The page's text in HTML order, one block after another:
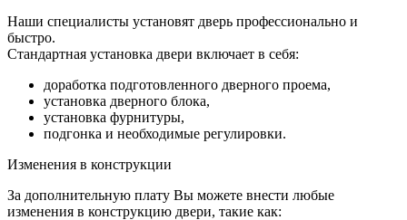
Наши специалисты установят дверь профессионально и
быстро.
Стандартная установка двери включает в себя:
доработка подготовленного дверного проема,
установка дверного блока,
установка фурнитуры,
подгонка и необходимые регулировки.
Изменения в конструкции
За дополнительную плату Вы можете внести любые
изменения в конструкцию двери, такие как: